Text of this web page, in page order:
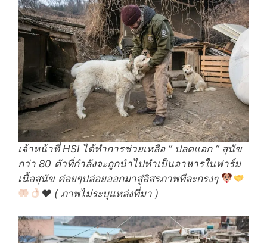
เจ้าหน้าที่ HSI ได้ทำการช่วยเหลือ “ ปลดแอก “ สุนัข
กว่า 80 ตัวที่กำลังจะถูกนำไปทำเป็นอาหารในฟาร์ม
เนื้อสุนัข ค่อยๆปล่อยออกมาสู่อิสรภาพทีละกรงๆ
♥️( ภาพไม่ระบุแหล่งที่มา )